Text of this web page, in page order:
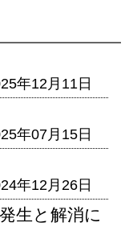
年12月11日
年07月15日
年12月26日
生と解消に